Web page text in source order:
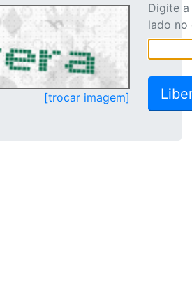
[trocar imagem]
Digite
lado no